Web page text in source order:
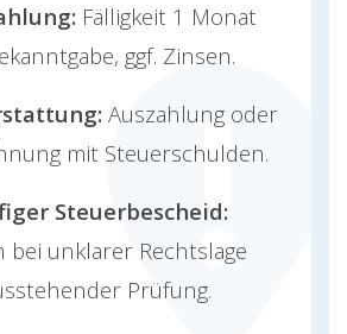
Fälligkeit 1 Monat
ggf. Zinsen.
Auszahlung oder
mit Steuerschulden.
Steuerbescheid:
bei unklarer Rechtslage
Prüfung.